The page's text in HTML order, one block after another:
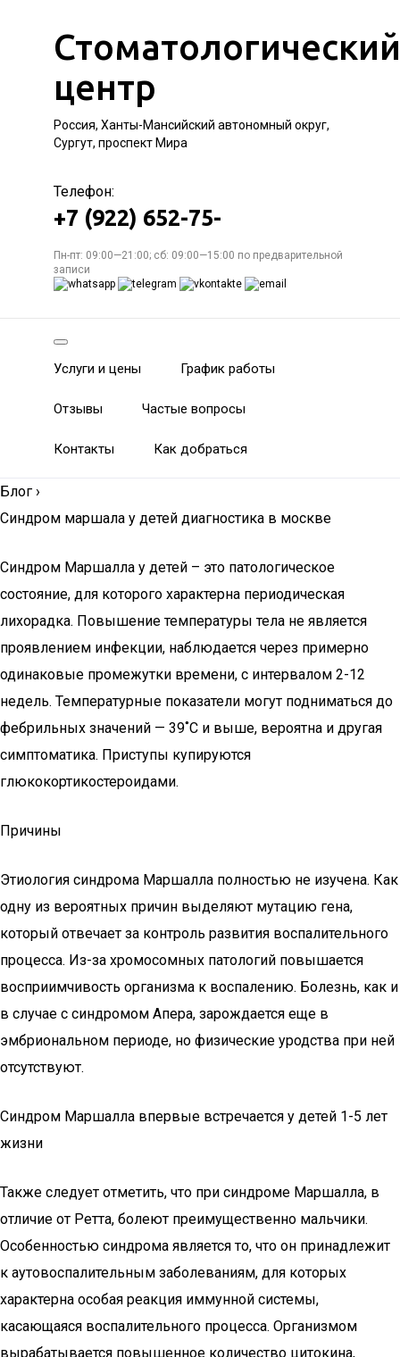
Стоматологический
центр
Россия, Ханты-Мансийский автономный округ,
Сургут, проспект Мира
Телефон:
+7 (922) 652-75-
Пн-пт: 09:00—21:00; сб: 09:00—15:00 по предварительной
записи
Услуги и цены График работы
Отзывы Частые вопросы
Контакты Как добраться
Блог ›
Синдром маршала у детей диагностика в москве
Синдром Маршалла у детей – это патологическое
состояние, для которого характерна периодическая
лихорадка. Повышение температуры тела не является
проявлением инфекции, наблюдается через примерно
одинаковые промежутки времени, с интервалом 2-12
недель. Температурные показатели могут подниматься до
фебрильных значений — 39˚С и выше, вероятна и другая
симптоматика. Приступы купируются
глюкокортикостероидами.
Причины
Этиология синдрома Маршалла полностью не изучена. Как
одну из вероятных причин выделяют мутацию гена,
который отвечает за контроль развития воспалительного
процесса. Из-за хромосомных патологий повышается
восприимчивость организма к воспалению. Болезнь, как и
в случае с синдромом Апера, зарождается еще в
эмбриональном периоде, но физические уродства при ней
отсутствуют.
Синдром Маршалла впервые встречается у детей 1-5 лет
жизни
Также следует отметить, что при синдроме Маршалла, в
отличие от Ретта, болеют преимущественно мальчики.
Особенностью синдрома является то, что он принадлежит
к аутовоспалительным заболеваниям, для которых
характерна особая реакция иммунной системы,
касающаяся воспалительного процесса. Организмом
вырабатывается повышенное количество цитокина,